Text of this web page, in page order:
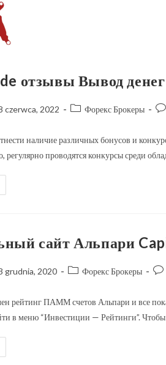
отзывы Вывод
czerwca, 2022 Форекс Брокеры
наличие различных бонусов и
регулярно проводятся конкурсы среди
сайт Альпари
grudnia, 2020 Форекс Брокеры
рейтинг ПАММ счетов Альпари и все
в меню “Инвестиции — Рейтинги”.